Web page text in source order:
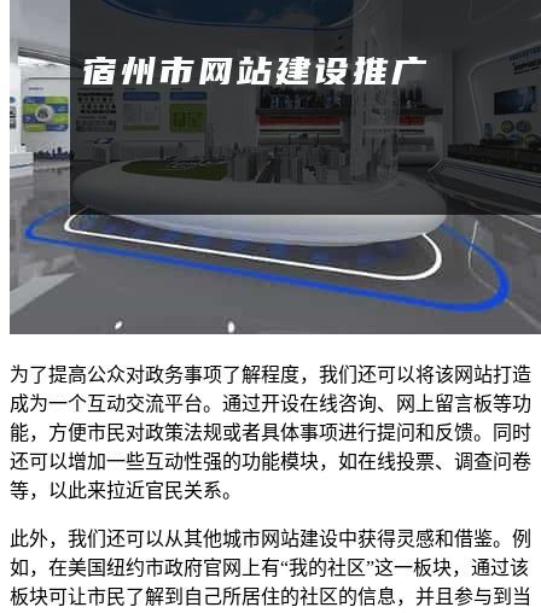
为了提高公众对政务事项了解程度，我们还可以将该网站打造
成为一个互动交流平台。通过开设在线咨询、网上留言板等功
能，方便市民对政策法规或者具体事项进行提问和反馈。同时
还可以增加一些互动性强的功能模块，如在线投票、调查问卷
等，以此来拉近官民关系。
此外，我们还可以从其他城市网站建设中获得灵感和借鉴。例
如，在美国纽约市政府官网上有“我的社区”这一板块，通过该
板块可让市民了解到自己所居住的社区的信息，并且参与到当